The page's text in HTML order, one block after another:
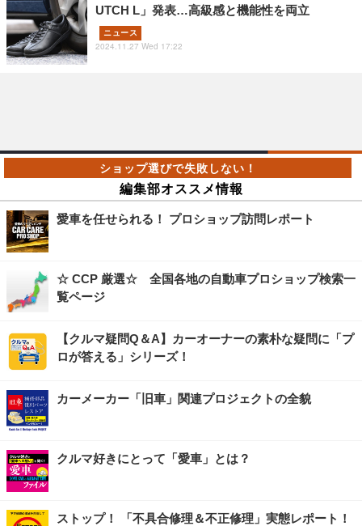
UTCH L」発表…高級感と機能性を両立
ニュース
2024.11.27 Wed 17:22
編集部オススメ情報
愛車を任せられる！ プロショップ訪問レポート
☆ CCP 厳選☆ 全国各地の自動車プロショップ検索一
覧ページ
【クルマ疑問Q＆A】カーオーナーの素朴な疑問に「プ
ロが答える」シリーズ！
カーメーカー「旧車」関連プロジェクトの全貌
クルマ好きにとって「愛車」とは？
ストップ！ 「不具合修理＆不正修理」実態レポート！